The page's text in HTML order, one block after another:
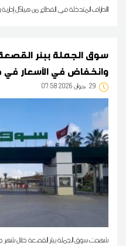
الأطراف المتدخلة في القطاع من هياكل
سوق الجملة ببئر
وانخفاض في الأسعار في
29 07:58 2026 جوان